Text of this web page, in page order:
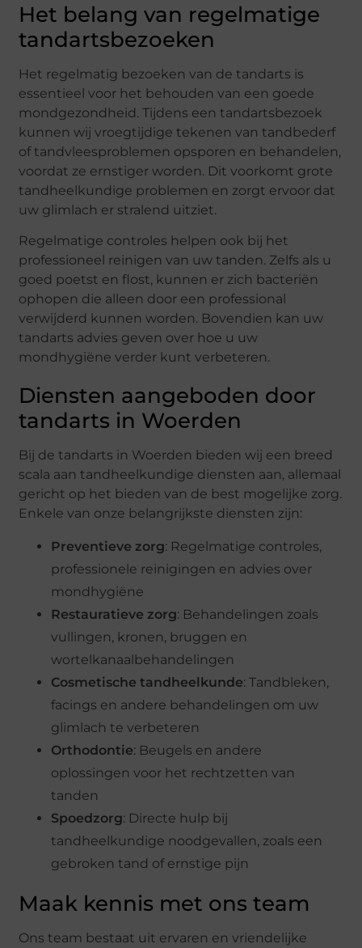
Het belang van regelmatige
tandartsbezoeken
Het regelmatig bezoeken van de tandarts is
essentieel voor het behouden van een goede
mondgezondheid. Tijdens een tandartsbezoek
kunnen wij vroegtijdige tekenen van tandbederf
of tandvleesproblemen opsporen en behandelen,
voordat ze ernstiger worden. Dit voorkomt grote
tandheelkundige problemen en zorgt ervoor dat
uw glimlach er stralend uitziet.
Regelmatige controles helpen ook bij het
professioneel reinigen van uw tanden. Zelfs als u
goed poetst en flost, kunnen er zich bacteriën
ophopen die alleen door een professional
verwijderd kunnen worden. Bovendien kan uw
tandarts advies geven over hoe u uw
mondhygiëne verder kunt verbeteren.
Diensten aangeboden door
tandarts in Woerden
Bij de tandarts in Woerden bieden wij een breed
scala aan tandheelkundige diensten aan, allemaal
gericht op het bieden van de best mogelijke zorg.
Enkele van onze belangrijkste diensten zijn:
Preventieve zorg: Regelmatige controles,
professionele reinigingen en advies over
mondhygiëne
Restauratieve zorg: Behandelingen zoals
vullingen, kronen, bruggen en
wortelkanaalbehandelingen
Cosmetische tandheelkunde: Tandbleken,
facings en andere behandelingen om uw
glimlach te verbeteren
Orthodontie: Beugels en andere
oplossingen voor het rechtzetten van
tanden
Spoedzorg: Directe hulp bij
tandheelkundige noodgevallen, zoals een
gebroken tand of ernstige pijn
Maak kennis met ons team
Ons team bestaat uit ervaren en vriendelijke